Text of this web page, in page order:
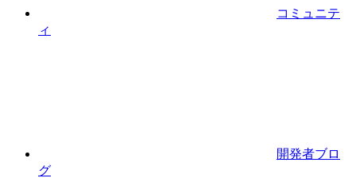
コミュニテ
ィ
開発者ブロ
グ